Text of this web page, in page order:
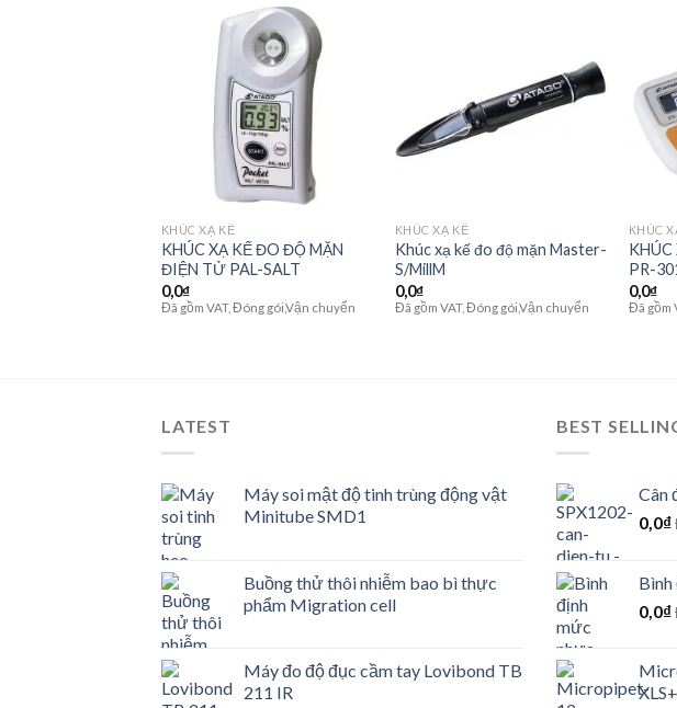
KHÚC XẠ KẾ
KHÚC XẠ KẾ ĐO ĐỘ MẶN
ĐIỆN TỬ PAL-SALT
0,0₫
Đã gồm VAT, Đóng gói,Vận chuyển
Add to
wishlist
KHÚC XẠ KẾ
Khúc xạ kế đo độ mặn Master-
S/MillM
0,0₫
Đã gồm VAT, Đóng gói,Vận chuyển
KHÚC
PR-
0,0₫
Đã gồm
LATEST
Máy soi mật độ tinh trùng động vật
Minitube SMD1
Buồng thử thôi nhiễm bao bì thực
phẩm Migration cell
Máy đo độ đục cầm tay Lovibond TB
211 IR
BEST
Cân
0,0₫
Bình
0,0₫
XLS+